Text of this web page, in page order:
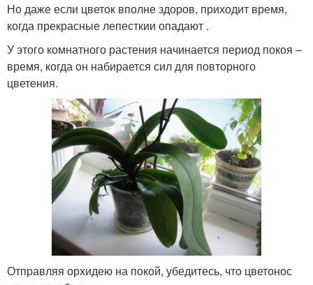
Но даже если цветок вполне здоров, приходит время,
когда прекрасные лепесткии опадают .
У этого комнатного растения начинается период покоя –
время, когда он набирается сил для повторного
цветения.
Отправляя орхидею на покой, убедитесь, что цветонос